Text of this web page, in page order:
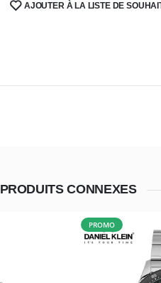
SHARE:AJOUTER À LA LISTE DE
PRODUITS CONNEXES
PROMO